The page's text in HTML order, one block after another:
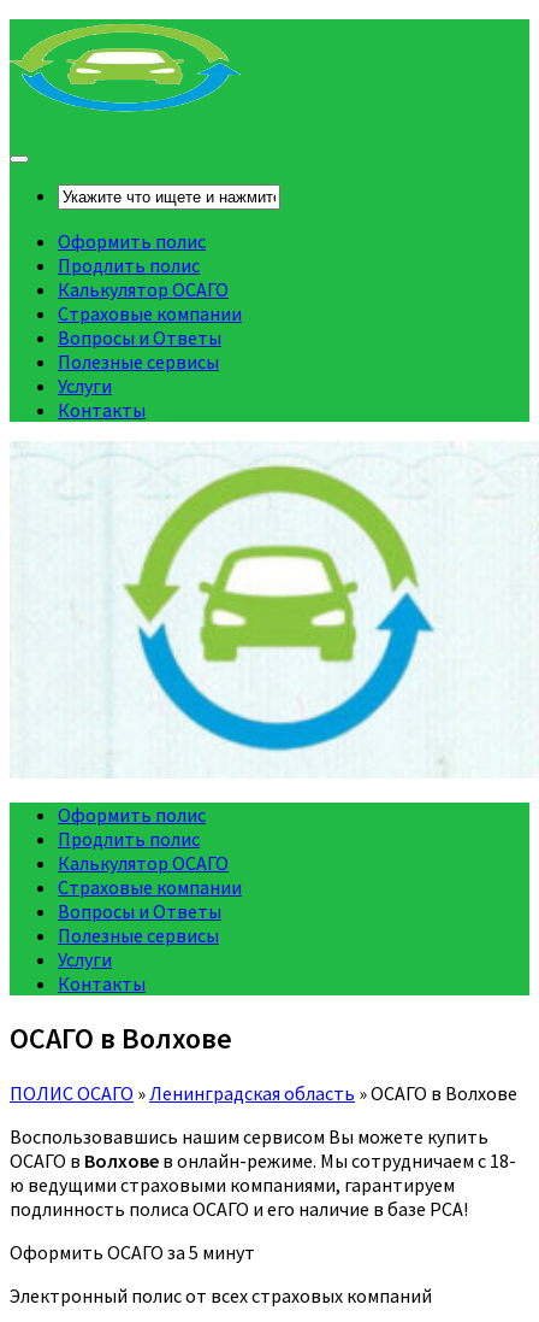
Оформить полис
Продлить полис
Калькулятор ОСАГО
Страховые компании
Вопросы и Ответы
Полезные сервисы
Услуги
Контакты
Оформить полис
Продлить полис
Калькулятор ОСАГО
Страховые компании
Вопросы и Ответы
Полезные сервисы
Услуги
Контакты
ОСАГО в Волхове
ПОЛИС ОСАГО » Ленинградская область »ОСАГО в Волхове
Воспользовавшись нашим сервисом Вы можете купить
ОСАГО в Волхове в онлайн-режиме. Мы сотрудничаем с 18-
ю ведущими страховыми компаниями, гарантируем
подлинность полиса ОСАГО и его наличие в базе РСА!
Оформить ОСАГО за 5 минут
Электронный полис от всех страховых компаний